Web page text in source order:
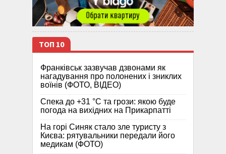
ТОП 10
Франківськ зазвучав дзвонами як
нагадування про полонених і зниклих
воїнів (ФОТО, ВІДЕО)
Спека до +31 °C та грози: якою буде
погода на вихідних на Прикарпатті
На горі Синяк стало зле туристу з
Києва: рятувальники передали його
медикам (ФОТО)